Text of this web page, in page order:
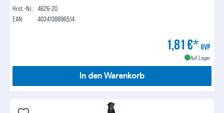
Hrst.-Nr.: 4626-20
EAN:
4034138896514
1,81 €* UVP
Auf Lager
In den Warenkorb